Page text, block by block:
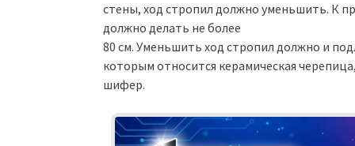
стены, ход стропил должно уменьшить. К
должно делать не более
80 см. Уменьшить ход стропил должно и
которым относится керамическая
шифер.